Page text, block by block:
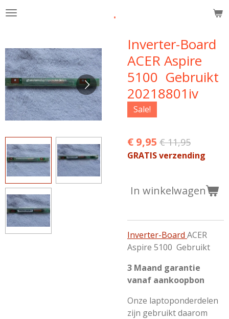
Ga
de
hoofdinhoud
.
Inverter-Board
ACER Aspire
5100 Gebruikt
20218801iv
Sale!
€ 9,95 € 11,95
GRATIS verzending
In winkelwagen
Inverter-Board ACER
Aspire 5100 Gebruikt
3 Maand garantie
vanaf aankoopbon
Onze laptoponderdelen
zijn gebruikt daarom